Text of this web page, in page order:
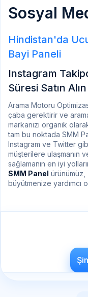
Sosyal
Hindistan'da
Bayi Paneli
Instagram
Süresi Satın Alın
Arama Motoru
çaba gerektirir ve
markanızı organik
tam bu noktada SMM
Instagram ve Twitter
müşterilere ulaşmanın
sağlamanın en iyi
SMM Panel ürünümüz,
büyütmenize yardımcı